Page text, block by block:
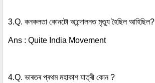
3.Q. কনকলতা কোনটো আন্দোলনত মৃত্যু হৈছিল আহিছিল?
Ans : Quite India Movement
4.Q. ভাৰতৰ প্ৰথম মহাকাশ যাত্ৰী কোন ?